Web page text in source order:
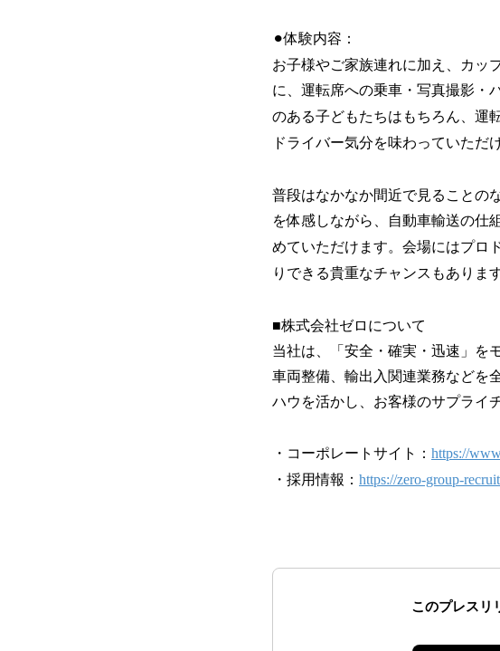
⚫︎体験内容：
お子様やご家族連れに加え、カッ
に、運転席への乗車・写真撮影・
のある子どもたちはもちろん、運
ドライバー気分を味わっていただ
普段はなかなか間近で見ることの
を体感しながら、自動車輸送の仕
めていただけます。会場にはプロ
りできる貴重なチャンスもあります
■株式会社ゼロについて
当社は、「安全・確実・迅速」を
車両整備、輸出入関連業務などを
ハウを活かし、お客様のサプライ
・コーポレートサイト： https://
・採用情報： https://zero-group-
このプレスリ